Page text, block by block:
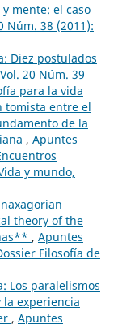
mente: el caso
Núm. 38 (2011):
Diez postulados
20 Núm. 39
para la vida
tomista entre el
de la
, Apuntes
y mundo,
theory of the
, Apuntes
Filosofía de
Los paralelismos
experiencia
, Apuntes